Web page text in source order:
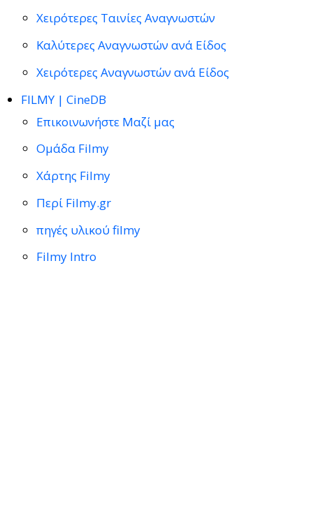
Χειρότερες Ταινίες Αναγνωστών
Καλύτερες Αναγνωστών ανά Είδος
Χειρότερες Αναγνωστών ανά Είδος
FILMY | CineDB
Επικοινωνήστε Μαζί μας
Ομάδα Filmy
Χάρτης Filmy
Περί Filmy.gr
πηγές υλικού filmy
Filmy Intro